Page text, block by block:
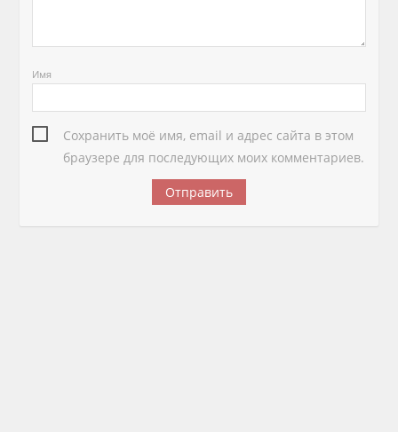
Имя
Сохранить моё имя, email и адрес сайта в этом
браузере для последующих моих комментариев.